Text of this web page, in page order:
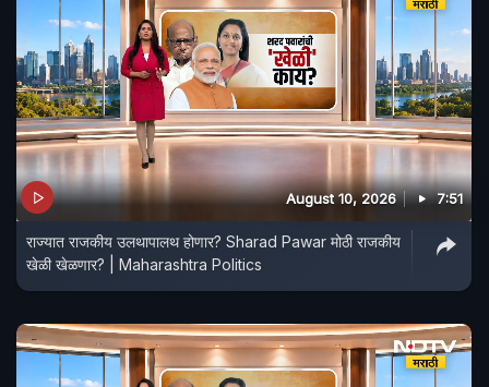
August 10, 2026 7:51
राज्यात राजकीय उलथापालथ होणार? Sharad Pawar मोठी राजकीय
खेळी खेळणार? | Maharashtra Politics